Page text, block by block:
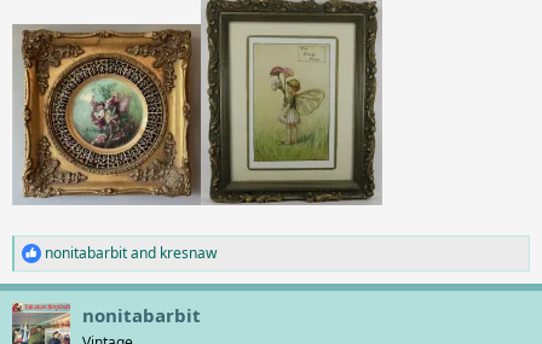
R
e
a
c
t
nonitabarbitand kresnaw
nonitabarbit